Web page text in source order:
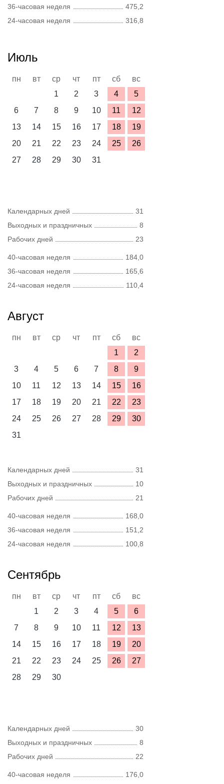
36-часовая неделя
475,2
24-часовая неделя
316,8
Июль
пн вт ср чт пт сб
вс
1
2 3 4
5
6
7 8 9 10 11
12
13
14 15 16 17 18
19
20
21 22 23 24 25
26
27
28 29 30 31
Календарных дней
31
Выходных и праздничных
8
Рабочих дней
23
40-часовая неделя
184,0
36-часовая неделя
165,6
24-часовая неделя
110,4
Август
пн вт ср чт пт сб
вс
1
2
3
4 5 6 7 8
9
10
11 12 13 14 15
16
17
18 19 20 21 22
23
24
25 26 27 28 29
30
31
Календарных дней
31
Выходных и праздничных
10
Рабочих дней
21
40-часовая неделя
168,0
36-часовая неделя
151,2
24-часовая неделя
100,8
Сентябрь
пн вт ср чт пт сб
вс
1
2 3 4 5
6
7
8 9 10 11 12
13
14
15 16 17 18 19
20
21
22 23 24 25 26
27
28
29 30
Календарных дней
30
Выходных и праздничных
8
Рабочих дней
22
40-часовая неделя
176,0